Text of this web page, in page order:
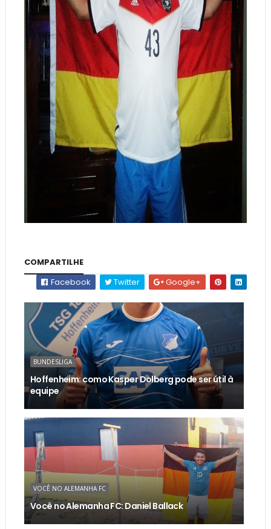
COMPARTILHE
Facebook
Twitter Google+
BUNDESLIGA
Hoffenheim: como Kasper Dolberg pode ser útil à
equipe
VOCÊ NO ALEMANHA FC
Você no Alemanha FC: Daniel Ballack